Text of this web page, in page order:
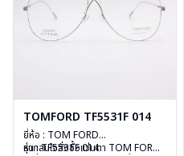
TOMFORD TF5531F 014
ยี่ห้อ : TOM FORD
รุ่น : TF5531F 014
หากสนใจสั่งชื้อแว่นตา TOM FORD